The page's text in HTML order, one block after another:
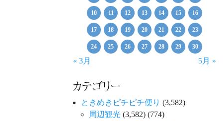
10 11 12 13 14 15 16
17 18 19 20 21 22 23
24 25 26 27 28 29 30
« 3月 5月 »
カテゴリー
ときめきピチピチ便り (3,582)
周辺観光 (3,582) (774)